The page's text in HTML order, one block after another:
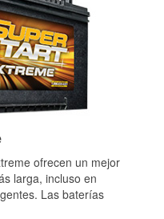
ofrecen un mejor
larga, incluso en
Las baterías